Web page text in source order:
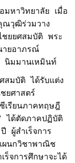
มหาวิทยาลัย เมื่อ
วุฒิร่วมวาง
ชยยศสมบัติ พระ
ยอาภรณ์
มมานเหมินท์
สมบัติ ได้รับแต่ง
ยศาสตร์
เรียนภาคทฤษฎี
ด้ตัดภาคปฏิบัติ
ผู้สำเร็จการ
นกวิชาพาณิช
จการศึกษาจะได้